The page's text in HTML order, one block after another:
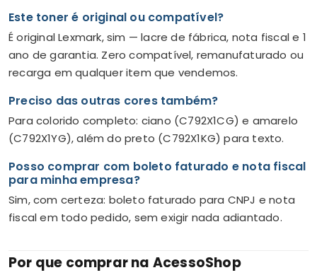
Este toner é original ou compatível?
É original Lexmark, sim — lacre de fábrica, nota fiscal e 1
ano de garantia. Zero compatível, remanufaturado ou
recarga em qualquer item que vendemos.
Preciso das outras cores também?
Para colorido completo: ciano (C792X1CG) e amarelo
(C792X1YG), além do preto (C792X1KG) para texto.
Posso comprar com boleto faturado e nota fiscal
para minha empresa?
Sim, com certeza: boleto faturado para CNPJ e nota
fiscal em todo pedido, sem exigir nada adiantado.
Por que comprar na AcessoShop